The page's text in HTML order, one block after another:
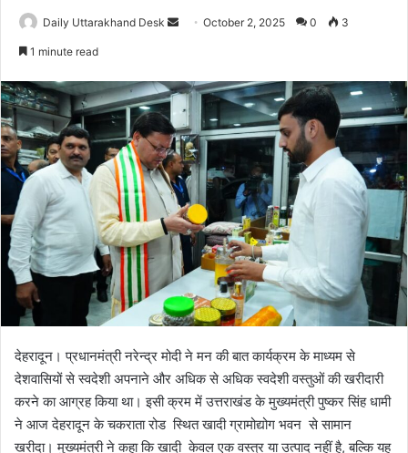
Daily Uttarakhand Desk
d
a
n
e
m
a
i
l
October 2, 2025 0 3
1 minute read
देहरादून। प्रधानमंत्री नरेन्द्र मोदी ने मन की बात कार्यक्रम के माध्यम से
देशवासियों से स्वदेशी अपनाने और अधिक से अधिक स्वदेशी वस्तुओं की खरीदारी
करने का आग्रह किया था। इसी क्रम में उत्तराखंड के मुख्यमंत्री पुष्कर सिंह धामी
ने आज देहरादून के चकराता रोड स्थित खादी ग्रामोद्योग भवन से सामान
खरीदा। मुख्यमंत्री ने कहा कि खादी केवल एक वस्त्र या उत्पाद नहीं है, बल्कि यह